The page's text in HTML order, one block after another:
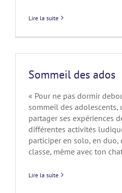
Lire la suite
Sommeil des ados
« Pour ne pas dormir
sommeil des
partager ses expériences
différentes activités
participer en solo, en duo,
classe, même avec ton
Lire la suite